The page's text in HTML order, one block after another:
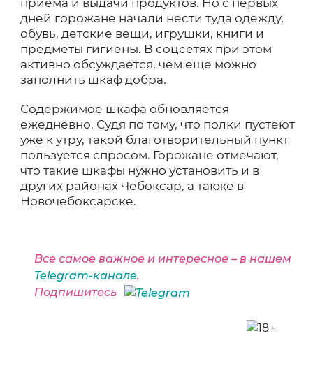
приема и выдачи продуктов. Но с первых
дней горожане начали нести туда одежду,
обувь, детские вещи, игрушки, книги и
предметы гигиены. В соцсетях при этом
активно обсуждается, чем еще можно
заполнить шкаф добра.
Содержимое шкафа обновляется
ежедневно. Судя по тому, что полки пустеют
уже к утру, такой благотворительный пункт
пользуется спросом. Горожане отмечают,
что такие шкафы нужно установить и в
других районах Чебоксар, а также в
Новочебоксарске.
Все самое важное и интересное – в нашем
Telegram-канале.
Подпишитесь